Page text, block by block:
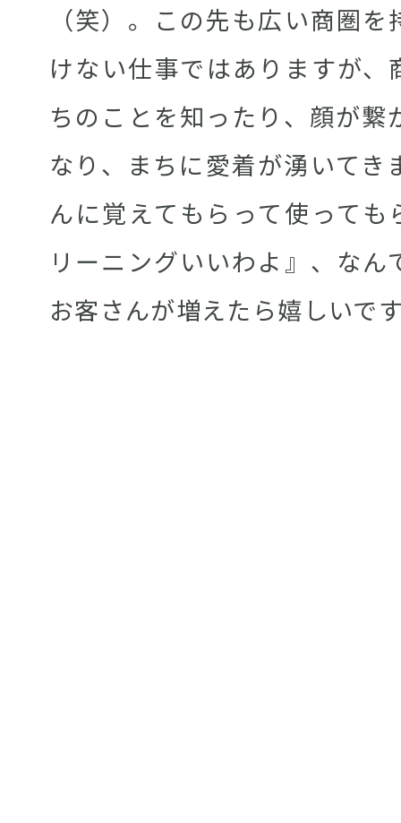
（笑）。この先も広い商圏
けない仕事ではありますが、
ちのことを知ったり、顔が繋
なり、まちに愛着が湧いてき
んに覚えてもらって使っても
リーニングいいわよ』、な
お客さんが増えたら嬉しいで